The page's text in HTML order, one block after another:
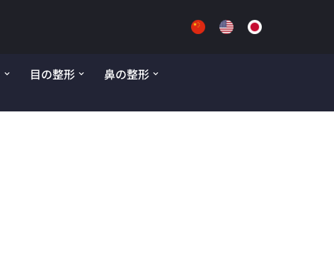
目の整形
鼻の整形